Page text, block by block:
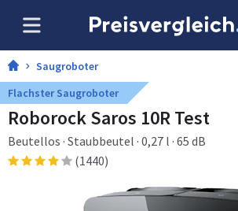
Saugroboter
Flachster Saugroboter
Roborock Saros 10R Test
Beutellos · Staubbeutel · 0,27 l · 65 dB
(1440)